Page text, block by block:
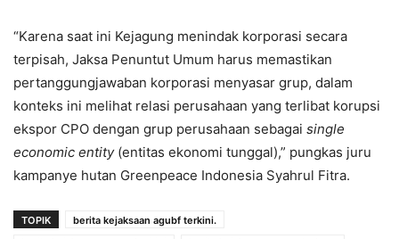
“Karena saat ini Kejagung menindak korporasi secara
terpisah, Jaksa Penuntut Umum harus memastikan
pertanggungjawaban korporasi menyasar grup, dalam
konteks ini melihat relasi perusahaan yang terlibat korupsi
ekspor CPO dengan grup perusahaan sebagai single
economic entity(entitas ekonomi tunggal),” pungkas juru
kampanye hutan Greenpeace Indonesia Syahrul Fitra.
TOPIK
berita kejaksaan agubf terkini.